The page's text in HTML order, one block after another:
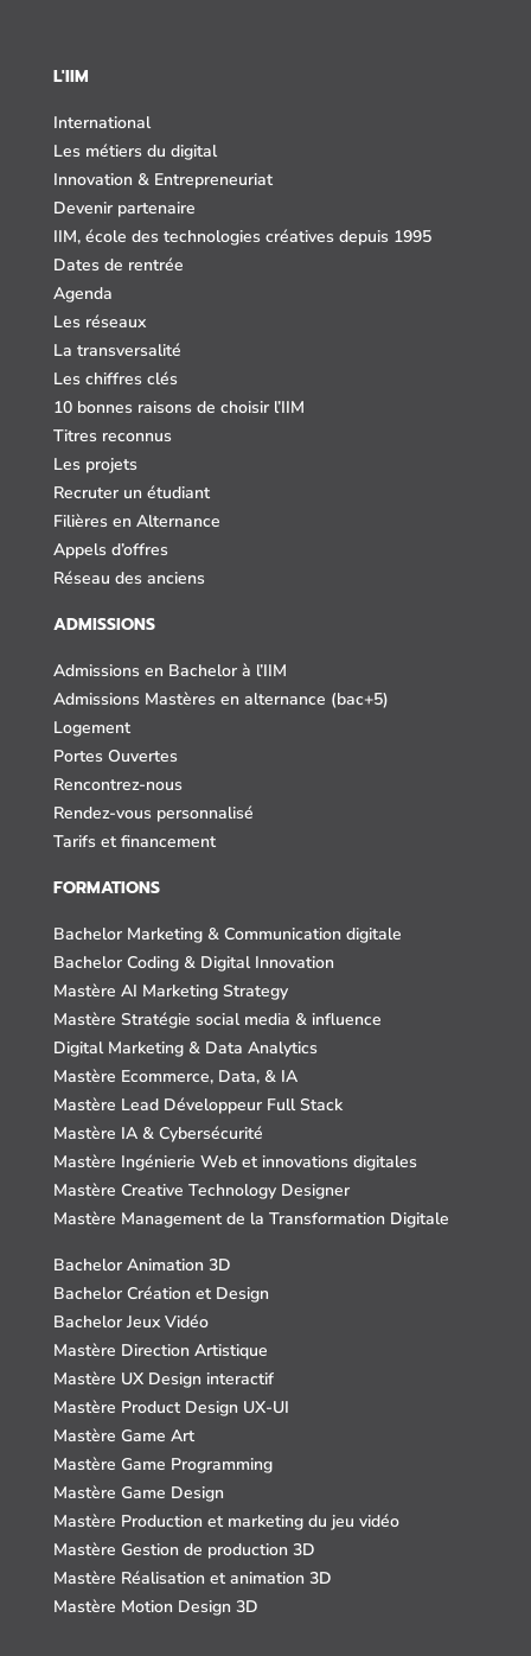
L'IIM
International
Les métiers du digital
Innovation & Entrepreneuriat
Devenir partenaire
IIM, école des technologies créatives depuis 1995
Dates de rentrée
Agenda
Les réseaux
La transversalité
Les chiffres clés
10 bonnes raisons de choisir l’IIM
Titres reconnus
Les projets
Recruter un étudiant
Filières en Alternance
Appels d’offres
Réseau des anciens
ADMISSIONS
Admissions en Bachelor à l’IIM
Admissions Mastères en alternance (bac+5)
Logement
Portes Ouvertes
Rencontrez-nous
Rendez-vous personnalisé
Tarifs et financement
FORMATIONS
Bachelor Marketing & Communication digitale
Bachelor Coding & Digital Innovation
Mastère AI Marketing Strategy
Mastère Stratégie social media & influence
Digital Marketing & Data Analytics
Mastère Ecommerce, Data, & IA
Mastère Lead Développeur Full Stack
Mastère IA & Cybersécurité
Mastère Ingénierie Web et innovations digitales
Mastère Creative Technology Designer
Mastère Management de la Transformation Digitale
Bachelor Animation 3D
Bachelor Création et Design
Bachelor Jeux Vidéo
Mastère Direction Artistique
Mastère UX Design interactif
Mastère Product Design UX-UI
Mastère Game Art
Mastère Game Programming
Mastère Game Design
Mastère Production et marketing du jeu vidéo
Mastère Gestion de production 3D
Mastère Réalisation et animation 3D
Mastère Motion Design 3D